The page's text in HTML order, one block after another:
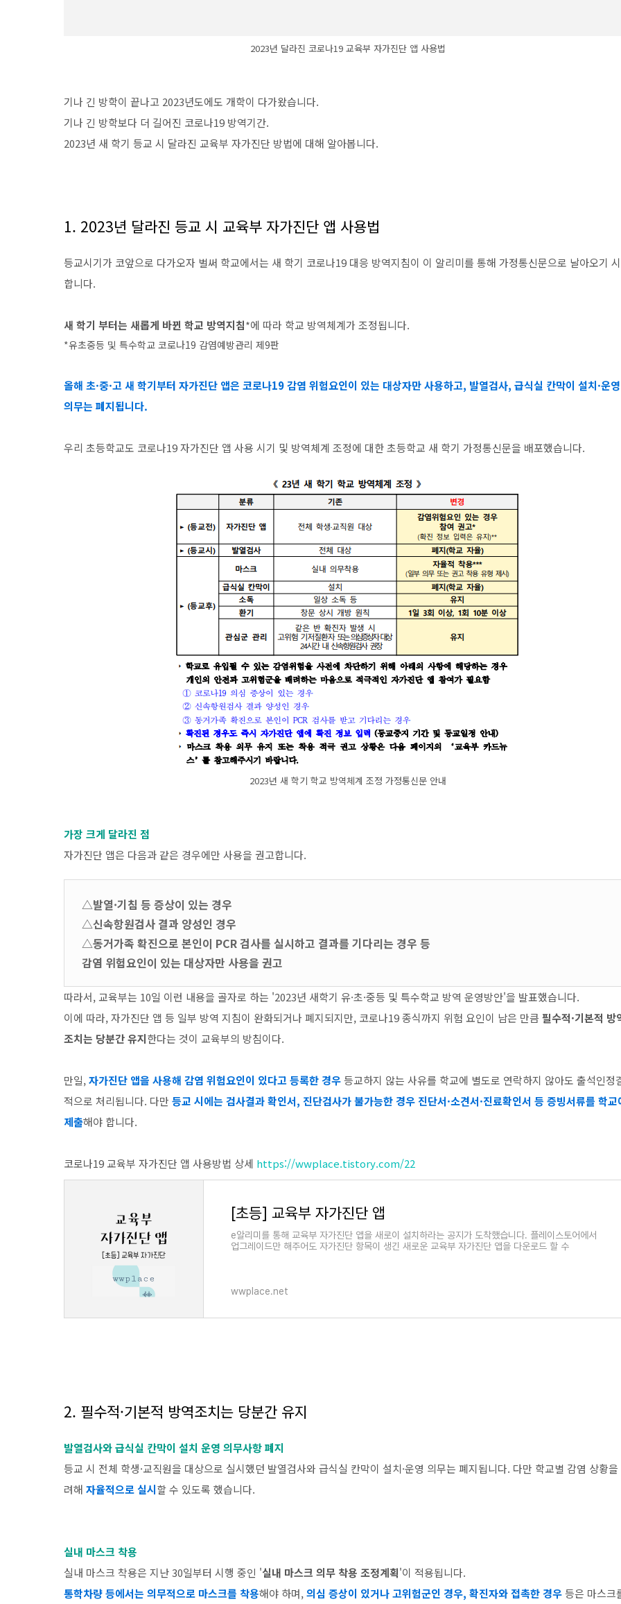
2023년 달라진 코로나19 교육부 자가진단 앱 사용법
기나 긴 방학이 끝나고 2023년도에도 개학이 다가왔습니다.
기나 긴 방학보다 더 길어진 코로나19 방역기간.
2023년 새 학기 등교 시 달라진 교육부 자가진단 방법에 대해 알아봅니다.
1. 2023년 달라진 등교 시 교육부 자가진단 앱 사용법
등교시기가 코앞으로 다가오자 벌써 학교에서는 새 학기 코로나19 대응 방역지침이 이 알리미를 통해 가정통신문으로 날아오기
합니다.
새 학기 부터는 새롭게 바뀐 학교 방역지침*에 따라 학교 방역체계가 조정됩니다.
*유초중등 및 특수학교 코로나19 감염예방관리 제9판
올해 초·중·고 새 학기부터 자가진단 앱은 코로나19 감염 위험요인이 있는 대상자만 사용하고, 발열검사, 급식실 칸막이 설치·운영
의무는 폐지됩니다.
우리 초등학교도 코로나19 자가진단 앱 사용 시기 및 방역체계 조정에 대한 초등학교 새 학기 가정통신문을 배포했습니다.
2023년 새 학기 학교 방역체계 조정 가정통신문 안내
가장 크게 달라진 점
자가진단 앱은 다음과 같은 경우에만 사용을 권고합니다.
△발열·기침 등 증상이 있는 경우
△신속항원검사 결과 양성인 경우
△동거가족 확진으로 본인이 PCR 검사를 실시하고 결과를 기다리는 경우 등
감염 위험요인이 있는 대상자만 사용을 권고
따라서, 교육부는 10일 이런 내용을 골자로 하는 '2023년 새학기 유·초·중등 및 특수학교 방역 운영방안'을 발표했습니다.
이에 따라, 자가진단 앱 등 일부 방역 지침이 완화되거나 폐지되지만, 코로나19 종식까지 위험 요인이 남은 만큼 필수적·기본적 방
조치는 당분간 유지한다는 것이 교육부의 방침이다.
만일,자가진단 앱을 사용해 감염 위험요인이 있다고 등록한 경우등교하지 않는 사유를 학교에 별도로 연락하지 않아도 출석인정
적으로 처리됩니다. 다만 등교 시에는 검사결과 확인서, 진단검사가 불가능한 경우 진단서·소견서·진료확인서 등 증빙서류를 학교
제출해야 합니다.
코로나19 교육부 자가진단 앱 사용방법 상세 https://wwplace.tistory.com/22
[초등] 교육부 자가진단 앱
e알리미를 통해 교육부 자가진단 앱을 새로이 설치하라는 공지가 도착했습니다. 플레이스토어에서
업그레이드만 해주어도 자가진단 항목이 생긴 새로운 교육부 자가진단 앱을 다운로드 할 수
wwplace.net
2. 필수적·기본적 방역조치는 당분간 유지
발열검사와 급식실 칸막이 설치 운영 의무사항 폐지
등교 시 전체 학생·교직원을 대상으로 실시했던 발열검사와 급식실 칸막이 설치·운영 의무는 폐지됩니다. 다만 학교별 감염 상황을
려해 자율적으로 실시할 수 있도록 했습니다.
실내 마스크 착용
실내 마스크 착용은 지난 30일부터 시행 중인 '실내 마스크 의무 착용 조정계획'이 적용됩니다.
통학차량 등에서는 의무적으로 마스크를 착용해야 하며,의심 증상이 있거나 고위험군인 경우, 확진자와 접촉한 경우등은 마스크